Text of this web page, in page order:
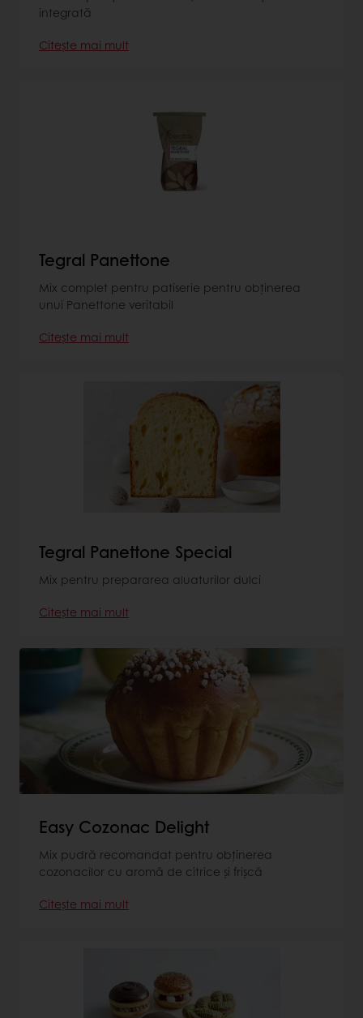
integrată
Citește mai mult
Tegral Panettone
Mix complet pentru patiserie pentru obținerea
unui Panettone veritabil
Citește mai mult
Tegral Panettone Special
Mix pentru prepararea aluaturilor dulci
Citește mai mult
Easy Cozonac Delight
Mix pudră recomandat pentru obținerea
cozonacilor cu aromă de citrice și frișcă
Citește mai mult